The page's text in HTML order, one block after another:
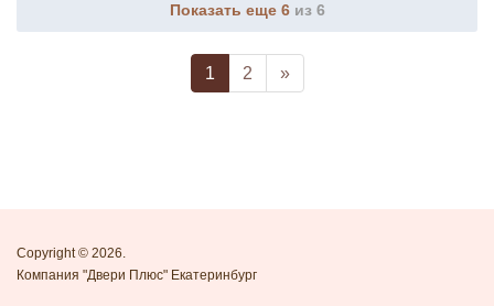
Показать еще 6 из 6
1 2 »
Copyright © 2026.
Компания "Двери Плюс" Екатеринбург